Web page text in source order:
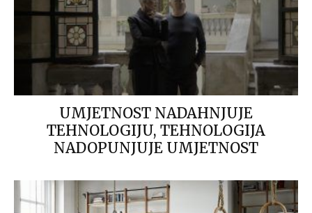
UMJETNOST NADAHNJUJE
TEHNOLOGIJU, TEHNOLOGIJA
NADOPUNJUJE UMJETNOST